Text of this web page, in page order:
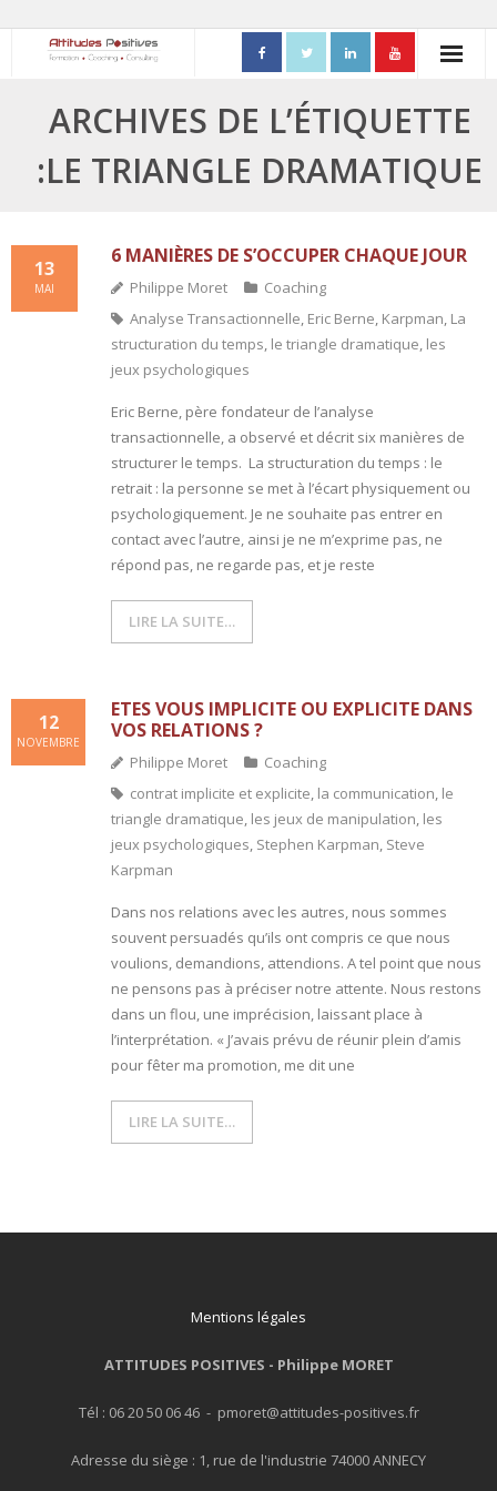
- Process Communication
- Adapter sa posture managériale
- Process Vente
- Triangle de Karpman
- Quality Teams
- L'intelligence émotionnelle
- Coaching
BLOG
ARCHIVES DE L’ÉTIQUETTE
:LE TRIANGLE DRAMATIQUE
6 MANIÈRES DE S’OCCUPER CHAQUE JOUR
13
MAI Philippe Moret
Coaching
Analyse Transactionnelle, Eric Berne, Karpman, La
structuration du temps, le triangle dramatique, les
jeux psychologiques
Eric Berne, père fondateur de l’analyse
transactionnelle, a observé et décrit six manières de
structurer le temps. La structuration du temps : le
retrait : la personne se met à l’écart physiquement ou
psychologiquement. Je ne souhaite pas entrer en
contact avec l’autre, ainsi je ne m’exprime pas, ne
répond pas, ne regarde pas, et je reste
LIRE LA SUITE…
ETES VOUS IMPLICITE OU EXPLICITE DANS
VOS RELATIONS ?
12
NOVEMBRE
Philippe Moret
Coaching
contrat implicite et explicite, la communication, le
triangle dramatique, les jeux de manipulation, les
jeux psychologiques, Stephen Karpman, Steve
Karpman
Dans nos relations avec les autres, nous sommes
souvent persuadés qu’ils ont compris ce que nous
voulions, demandions, attendions. A tel point que nous
ne pensons pas à préciser notre attente. Nous restons
dans un flou, une imprécision, laissant place à
l’interprétation. « J’avais prévu de réunir plein d’amis
pour fêter ma promotion, me dit une
LIRE LA SUITE…
Mentions légales
ATTITUDES POSITIVES - Philippe MORET
Tél : 06 20 50 06 46 - pmoret@attitudes-positives.fr
Adresse du siège : 1, rue de l'industrie 74000 ANNECY